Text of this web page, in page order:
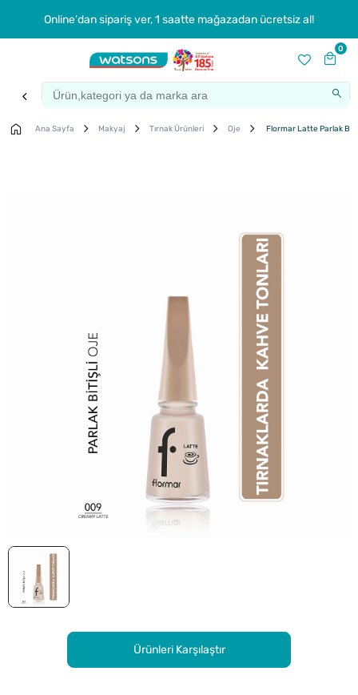
Online'dan sipariş ver, 1 saatte mağazadan ücretsiz al!
0
Ana Sayfa Makyaj Tırnak Ürünleri Oje Flormar Latte Parlak
Ürünleri Karşılaştır